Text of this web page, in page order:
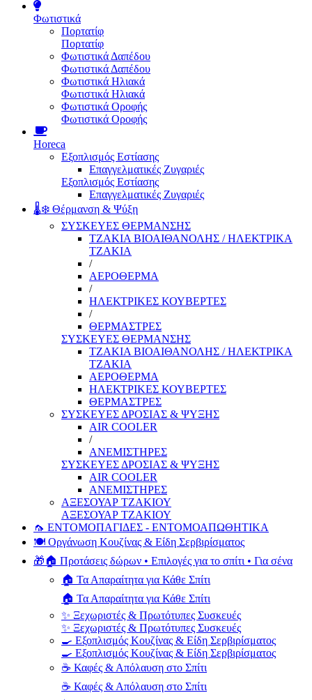
Φωτιστικά
Πορτατίφ
Πορτατίφ
Φωτιστικά Δαπέδου
Φωτιστικά Δαπέδου
Φωτιστικά Ηλιακά
Φωτιστικά Ηλιακά
Φωτιστικά Οροφής
Φωτιστικά Οροφής
Horeca
Εξοπλισμός Εστίασης
Επαγγελματικές Ζυγαριές
Εξοπλισμός Εστίασης
Επαγγελματικές Ζυγαριές
🌡️❄️ Θέρμανση & Ψύξη
ΣΥΣΚΕΥΕΣ ΘΕΡΜΑΝΣΗΣ
ΤΖΑΚΙΑ ΒΙΟΑΙΘΑΝΟΛΗΣ / ΗΛΕΚΤΡΙΚΑ
ΤΖΑΚΙΑ
/
ΑΕΡΟΘΕΡΜΑ
/
ΗΛΕΚΤΡΙΚΕΣ ΚΟΥΒΕΡΤΕΣ
/
ΘΕΡΜΑΣΤΡΕΣ
ΣΥΣΚΕΥΕΣ ΘΕΡΜΑΝΣΗΣ
ΤΖΑΚΙΑ ΒΙΟΑΙΘΑΝΟΛΗΣ / ΗΛΕΚΤΡΙΚΑ
ΤΖΑΚΙΑ
ΑΕΡΟΘΕΡΜΑ
ΗΛΕΚΤΡΙΚΕΣ ΚΟΥΒΕΡΤΕΣ
ΘΕΡΜΑΣΤΡΕΣ
ΣΥΣΚΕΥΕΣ ΔΡΟΣΙΑΣ & ΨΥΞΗΣ
AIR COOLER
/
ΑΝΕΜΙΣΤΗΡΕΣ
ΣΥΣΚΕΥΕΣ ΔΡΟΣΙΑΣ & ΨΥΞΗΣ
AIR COOLER
ΑΝΕΜΙΣΤΗΡΕΣ
ΑΞΕΣΟΥΑΡ ΤΖΑΚΙΟΥ
ΑΞΕΣΟΥΑΡ ΤΖΑΚΙΟΥ
🦟 ΕΝΤΟΜΟΠΑΓΙΔΕΣ - ΕΝΤΟΜΟΑΠΩΘΗΤΙΚΑ
🍽️ Οργάνωση Κουζίνας & Είδη Σερβιρίσματος
🎁🏠 Προτάσεις δώρων • Επιλογές για το σπίτι • Για σένα
🏠 Τα Απαραίτητα για Κάθε Σπίτι
🏠 Τα Απαραίτητα για Κάθε Σπίτι
✨ Ξεχωριστές & Πρωτότυπες Συσκευές
✨ Ξεχωριστές & Πρωτότυπες Συσκευές
🍳 Εξοπλισμός Κουζίνας & Είδη Σερβιρίσματος
🍳 Εξοπλισμός Κουζίνας & Είδη Σερβιρίσματος
☕ Καφές & Απόλαυση στο Σπίτι
☕ Καφές & Απόλαυση στο Σπίτι